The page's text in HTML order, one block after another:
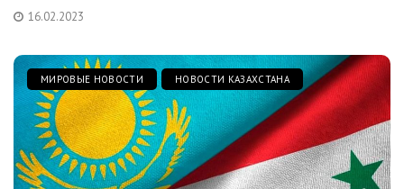
16.02.2023
МИРОВЫЕ НОВОСТИ НОВОСТИ КАЗАХСТАНА